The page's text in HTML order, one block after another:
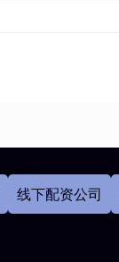
线下配资公司